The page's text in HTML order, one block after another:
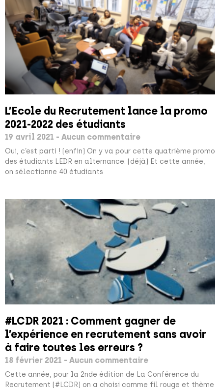
L’Ecole du Recrutement lance la promo
2021-2022 des étudiants
19 avril 2021 Aucun commentaire
Oui, c’est parti ! (enfin) On y va pour cette quatrième promo
des étudiants LEDR en alternance. (déjà) Et cette année,
on sélectionne 40 étudiants
#LCDR 2021 : Comment gagner de
l’expérience en recrutement sans avoir
à faire toutes les erreurs ?
18 février 2021 Aucun commentaire
Cette année, pour la 2nde édition de La Conférence du
Recrutement (#LCDR) on a choisi comme fil rouge et thème